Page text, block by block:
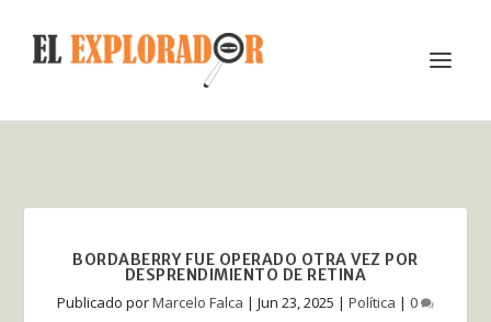
BORDABERRY FUE OPERADO OTRA VEZ POR
DESPRENDIMIENTO DE RETINA
Publicado porMarcelo Falca | Jun 23, 2025 | Política | 0